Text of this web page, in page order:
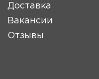
Доставка
Вакансии
Отзывы